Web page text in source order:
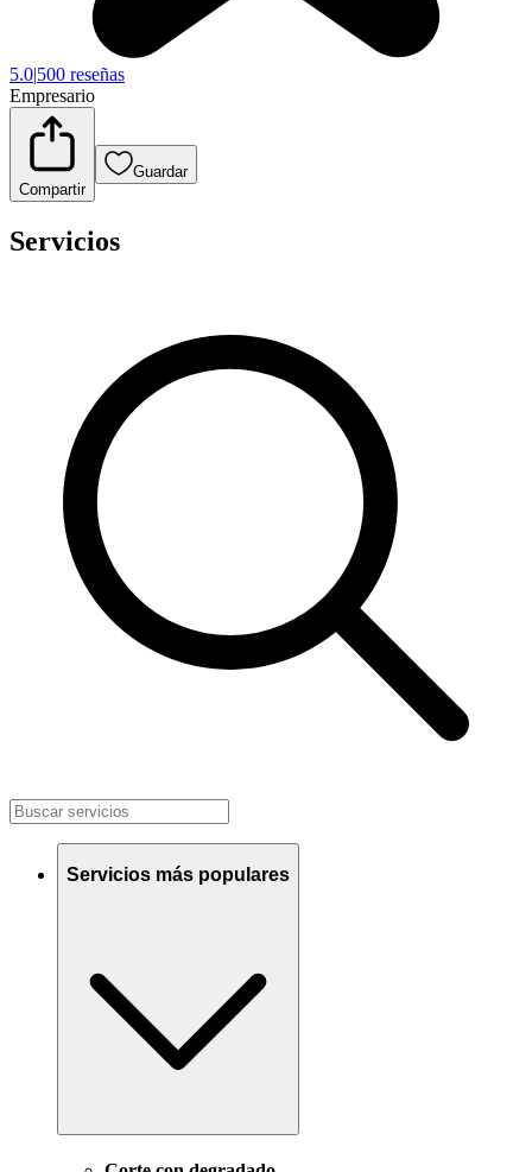
5.0|500 reseñas
Empresario
Compartir
Guardar
Servicios
Servicios más populares